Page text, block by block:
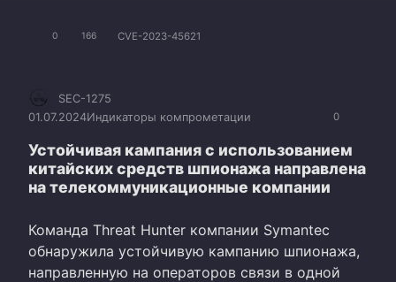
0 166 CVE-2023-45621
0
SEC-1275
01.07.2024Индикаторы компрометации
Устойчивая кампания с использованием
китайских средств шпионажа направлена
на телекоммуникационные компании
Команда Threat Hunter компании Symantec
обнаружила устойчивую кампанию шпионажа,
направленную на операторов связи в одной